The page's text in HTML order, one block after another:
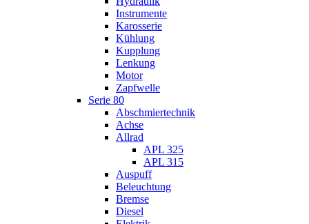
Instrumente
Karosserie
Kühlung
Kupplung
Lenkung
Motor
Zapfwelle
Serie 80
Abschmiertechnik
Achse
Allrad
APL 325
APL 315
Auspuff
Beleuchtung
Bremse
Diesel